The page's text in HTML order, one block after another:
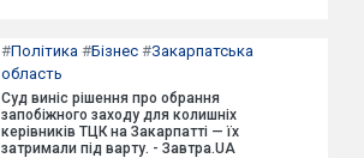
#Політика #Бізнес #Закарпатська
область
Суд виніс рішення про обрання
запобіжного заходу для колишніх
керівників ТЦК на Закарпатті — їх
затримали під варту. - Завтра.UA